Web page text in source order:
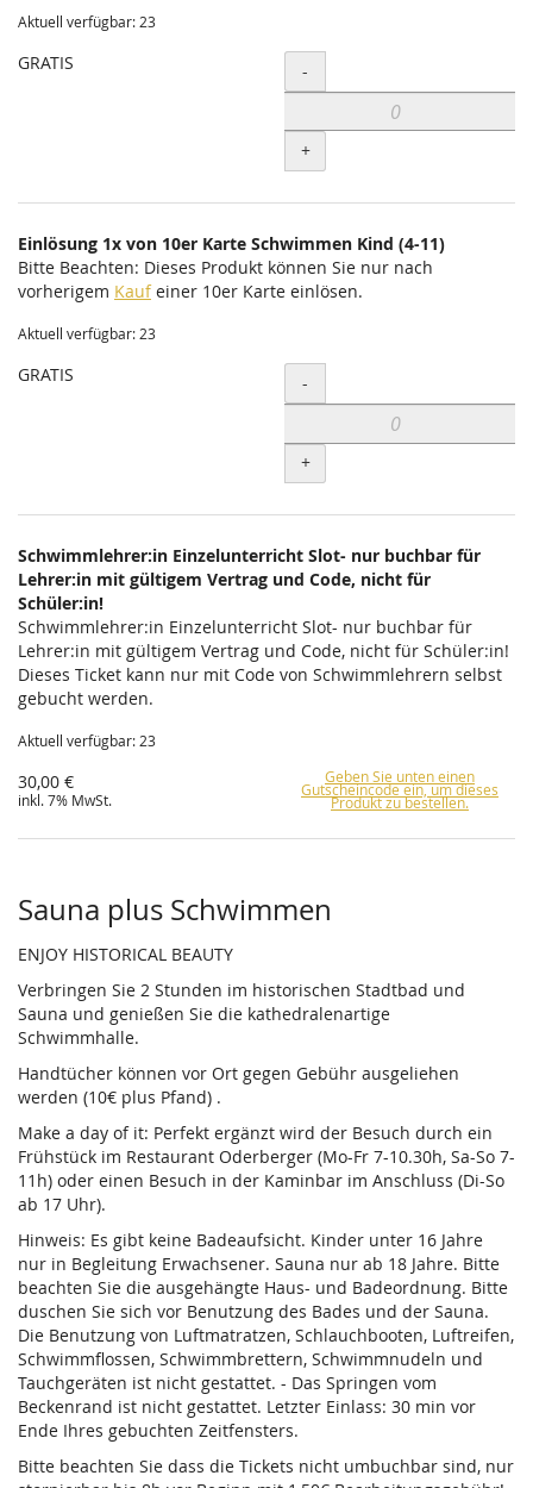
Aktuell verfügbar: 23
GRATIS Menge
-
+
Einlösung 1x von 10er Karte Schwimmen Kind (4-11)
Bitte Beachten: Dieses Produkt können Sie nur nach
vorherigem Kaufeiner 10er Karte einlösen.
Aktuell verfügbar: 23
GRATIS Menge
-
+
Schwimmlehrer:in Einzelunterricht Slot- nur buchbar für
Lehrer:in mit gültigem Vertrag und Code, nicht für
Schüler:in!
Schwimmlehrer:in Einzelunterricht Slot- nur buchbar für
Lehrer:in mit gültigem Vertrag und Code, nicht für Schüler:in!
Dieses Ticket kann nur mit Code von Schwimmlehrern selbst
gebucht werden.
Aktuell verfügbar: 23
30,00 €
inkl. 7% MwSt.
Geben Sie unten einen
Gutscheincode ein, um dieses
Produkt zu bestellen.
Sauna plus Schwimmen
ENJOY HISTORICAL BEAUTY
Verbringen Sie 2 Stunden im historischen Stadtbad und
Sauna und genießen Sie die kathedralenartige
Schwimmhalle.
Handtücher können vor Ort gegen Gebühr ausgeliehen
werden (10€ plus Pfand) .
Make a day of it: Perfekt ergänzt wird der Besuch durch ein
Frühstück im Restaurant Oderberger (Mo-Fr 7-10.30h, Sa-So 7-
11h) oder einen Besuch in der Kaminbar im Anschluss (Di-So
ab 17 Uhr).
Hinweis: Es gibt keine Badeaufsicht. Kinder unter 16 Jahre
nur in Begleitung Erwachsener. Sauna nur ab 18 Jahre. Bitte
beachten Sie die ausgehängte Haus- und Badeordnung. Bitte
duschen Sie sich vor Benutzung des Bades und der Sauna.
Die Benutzung von Luftmatratzen, Schlauchbooten, Luftreifen,
Schwimmflossen, Schwimmbrettern, Schwimmnudeln und
Tauchgeräten ist nicht gestattet. - Das Springen vom
Beckenrand ist nicht gestattet. Letzter Einlass: 30 min vor
Ende Ihres gebuchten Zeitfensters.
Bitte beachten Sie dass die Tickets nicht umbuchbar sind, nur